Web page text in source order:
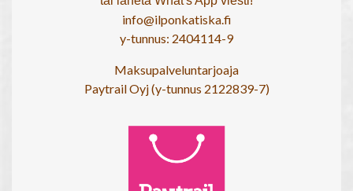
info@ilponkatiska.fi
y-tunnus: 2404114-9
Maksupalveluntarjoaja
Paytrail Oyj (y-tunnus 2122839-7)